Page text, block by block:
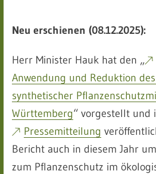
Neu erschienen (08.12.2025):
Herr Minister Hauk hat den „
Anwendung und Reduktion
synthetischer
Württemberg“ vorgestellt und
Pressemitteilung
Bericht auch in diesem Jahr
zum Pflanzenschutz im